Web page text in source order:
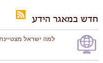
חדש במאגר הידע
למה ישראל